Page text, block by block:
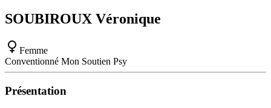
SOUBIROUX Véronique
Femme
Conventionné Mon Soutien Psy
Présentation